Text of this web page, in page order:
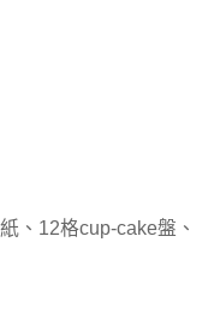
、12格cup-cake盤、